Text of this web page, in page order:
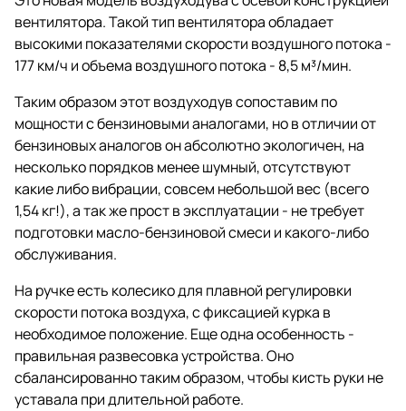
вентилятора. Такой тип вентилятора обладает
высокими показателями скорости воздушного потока -
177 км/ч и объема воздушного потока - 8,5 м³/мин.
Таким образом этот воздуходув сопоставим по
мощности с бензиновыми аналогами, но в отличии от
бензиновых аналогов он абсолютно экологичен, на
несколько порядков менее шумный, отсутствуют
какие либо вибрации, совсем небольшой вес (всего
1,54 кг!), а так же прост в эксплуатации - не требует
подготовки масло-бензиновой смеси и какого-либо
обслуживания.
На ручке есть колесико для плавной регулировки
скорости потока воздуха, с фиксацией курка в
необходимое положение. Еще одна особенность -
правильная развесовка устройства. Оно
сбалансированно таким образом, чтобы кисть руки не
уставала при длительной работе.